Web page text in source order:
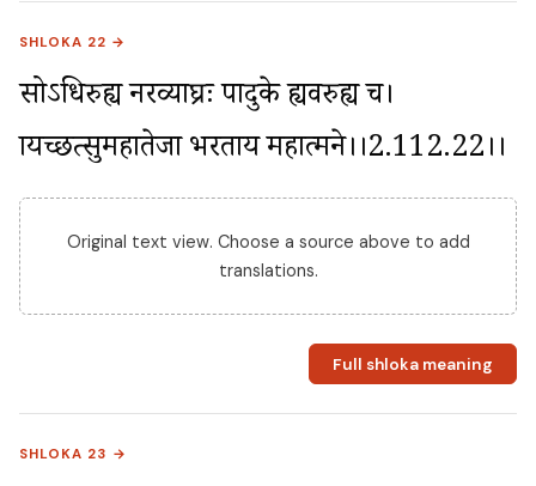
SHLOKA 22 →
सोऽधिरुह्य नरव्याघ्रः पादुके ह्यवरुह्य च।
प्रायच्छत्सुमहातेजा भरताय महात्मने।।2.112.22।।
Original text view. Choose a source above to add
translations.
Full shloka meaning
SHLOKA 23 →